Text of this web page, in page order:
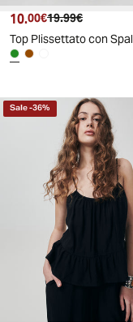
Prezzo attuale
10.00€ Prezzo
19.99€
Sale-36%